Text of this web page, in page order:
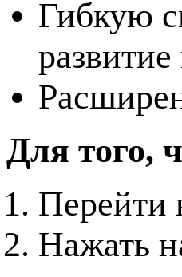
Гибкую
Для того,
Перейти
Нажать